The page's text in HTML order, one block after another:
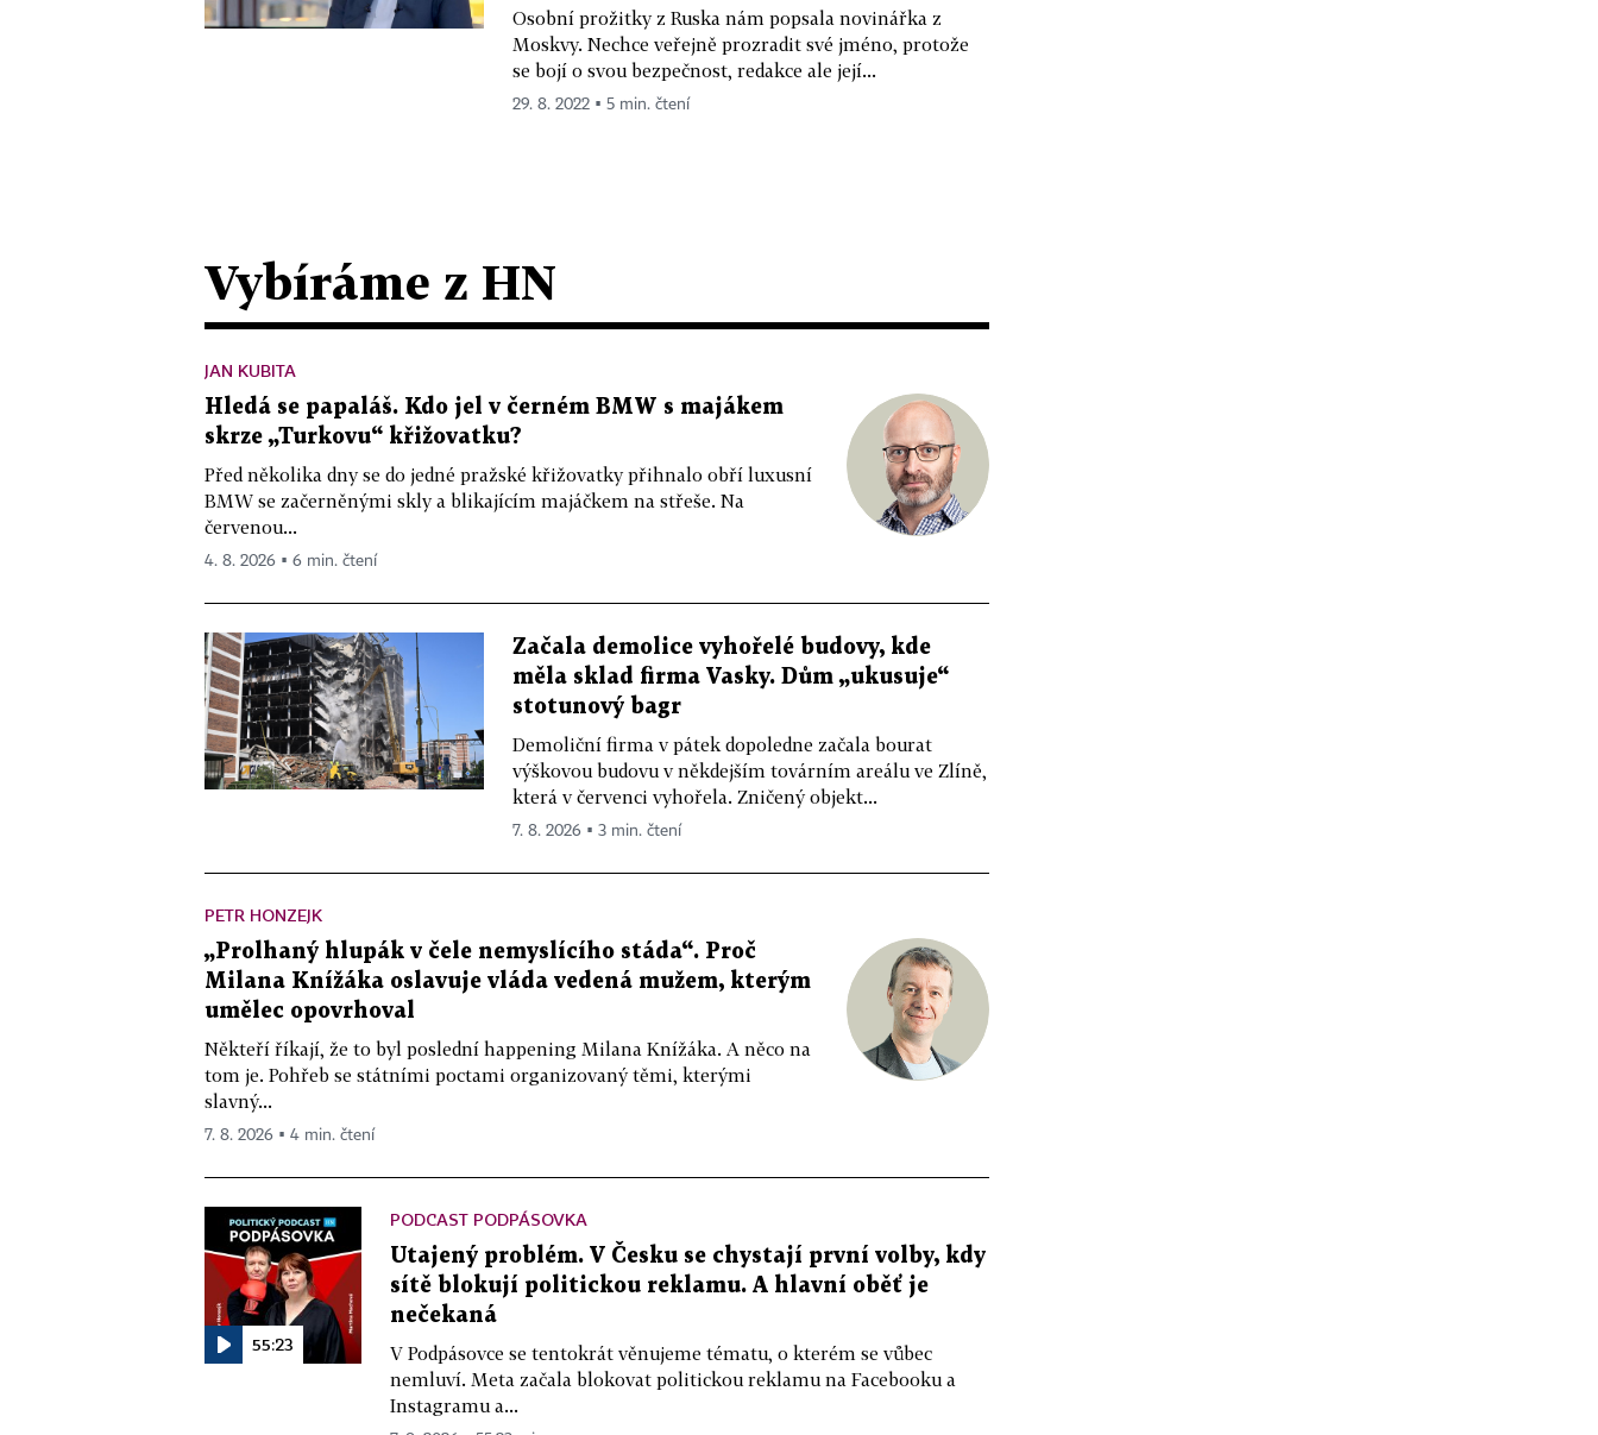
Osobní prožitky z Ruska nám popsala novinářka z
Moskvy. Nechce veřejně prozradit své jméno, protože
se bojí o svou bezpečnost, redakce ale její...
29. 8. 2022 ▪ 5 min. čtení
Vybíráme z HN
JAN KUBITA
Hledá se papaláš. Kdo jel v černém BMW s majákem
skrze „Turkovu“ křižovatku?
Před několika dny se do jedné pražské křižovatky přihnalo obří luxusní
BMW se začerněnými skly a blikajícím majáčkem na střeše. Na
červenou...
4. 8. 2026 ▪ 6 min. čtení
Začala demolice vyhořelé budovy, kde
měla sklad firma Vasky. Dům „ukusuje“
stotunový bagr
Demoliční firma v pátek dopoledne začala bourat
výškovou budovu v někdejším továrním areálu ve Zlíně,
která v červenci vyhořela. Zničený objekt...
7. 8. 2026 ▪ 3 min. čtení
PETR HONZEJK
„Prolhaný hlupák v čele nemyslícího stáda“. Proč
Milana Knížáka oslavuje vláda vedená mužem, kterým
umělec opovrhoval
Někteří říkají, že to byl poslední happening Milana Knížáka. A něco na
tom je. Pohřeb se státními poctami organizovaný těmi, kterými
slavný...
7. 8. 2026 ▪ 4 min. čtení
55:23
PODCAST PODPÁSOVKA
Utajený problém. V Česku se chystají první volby, kdy
sítě blokují politickou reklamu. A hlavní oběť je
nečekaná
V Podpásovce se tentokrát věnujeme tématu, o kterém se vůbec
nemluví. Meta začala blokovat politickou reklamu na Facebooku a
Instagramu a...